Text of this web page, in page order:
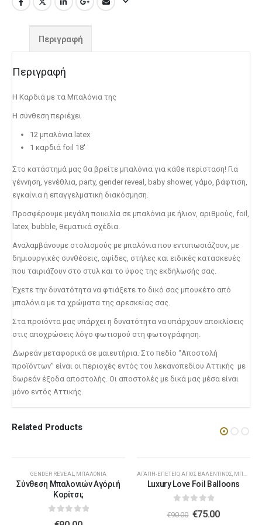
Λούτρινο Λευκό 35εκ (€25.00)
Λούτρινο Γαλάζιο 35εκ
Λούτρινο Γαλάζιο 45εκ(€37.00)
Λούτρινο Ροζ 45εκ(€37.00)
Λούτρινο Μπεζ 45εκ(€37.00)
Λούτρινο Λευκό 45εκ(€37.00)
Λούτρινο Καφέ ή Λευκό 60-70εκ
Ροζ Ελεφαντάκι 21 εκ (€18.00)
Λούτρινο Μπεζ 35εκ
Λούτρινο Κόκκινο 35εκ
Λούτρινο Λευκό 35εκ (€25.00)
Λούτρινο Γαλάζιο 35εκ (€25.00)
Λούτρινο Ροζ 35εκ (€25.00)
Λούτρινο Γαλάζιο 45εκ
Περιγραφή
Περιγραφή
Η Καρδιά με τα Μπαλόνια της
Η σύνθεση περιέχει
12 μπαλόνια latex
1 καρδιά foil 18′
Στο κατάστημά μας θα βρείτε μπαλόνια για κάθε περίσταση! Για
γέννηση, γενέθλια, party, gender reveal, baby shower, γάμο, βάφτιση,
εγκαίνια ή επαγγελματική διακόσμηση.
Προσφέρουμε μεγάλη ποικιλία σε μπαλόνια με ήλιον, αριθμούς, foil,
latex, bubble, θεματικά σχέδια.
Αναλαμβάνουμε στολισμούς με μπαλόνια που εντυπωσιάζουν, με
δημιουργικές συνθέσεις, αψίδες, στήλες και ειδικές κατασκευές
που ταιριάζουν στο στυλ και το ύφος της εκδήλωσής σας.
Έχετε την δυνατότητα να φτιάξετε το δικό σας μπουκέτο από
μπαλόνια με τα χρώματα της αρεσκείας σας.
Στα προϊόντα μας υπάρχει η δυνατότητα να υπάρχουν αποκλίσεις
στις αποχρώσεις λόγο φωτισμού στη φωτογράφηση.
Δωρεάν μεταφορικά σε μαιευτήρια. Στο πεδίο “Αποστολή
προϊόντων” είναι οι περιοχές εντός του λεκανοπεδίου Αττικής με
δωρεάν έξοδα αποστολής. Οι αποστολές με δικά μας μέσα είναι
μόνο εντός Αττικής.
Related Products
GENDER REVEAL ΜΠΑΛΌΝΙΑ
Σύνθεση Μπαλονιών Αγόρι ή
Κορίτσι;
ΑΓΆΠΗ-ΕΠΈΤΕΙΟ ΆΓΙΟΣ ΒΑΛΕΝΤΊΝΟΣ ΜΠΑΛΌΝΙΑ
Luxury Love Foil Balloons
€90.00 €75.00